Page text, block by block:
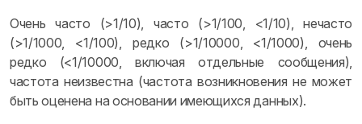
Очень часто (>1/10), часто (>1/100, <1/10), нечасто
(>1/1000, <1/100), редко (>1/10000, <1/1000), очень
редко (<1/10000, включая отдельные сообщения),
частота неизвестна (частота возникновения не может
быть оценена на основании имеющихся данных).